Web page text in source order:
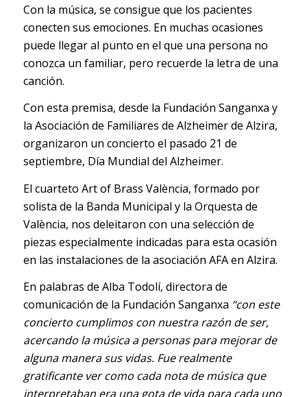
Con la música, se consigue que los pacientes
conecten sus emociones. En muchas ocasiones
puede llegar al punto en el que una persona no
conozca un familiar, pero recuerde la letra de una
canción.
Con esta premisa, desde la Fundación Sanganxa y
la Asociación de Familiares de Alzheimer de Alzira,
organizaron un concierto el pasado 21 de
septiembre, Día Mundial del Alzheimer.
El cuarteto Art of Brass València, formado por
solista de la Banda Municipal y la Orquesta de
València, nos deleitaron con una selección de
piezas especialmente indicadas para esta ocasión
en las instalaciones de la asociación AFA en Alzira.
En palabras de Alba Todolí, directora de
comunicación de la Fundación Sanganxa “con este
concierto cumplimos con nuestra razón de ser,
acercando la música a personas para mejorar de
alguna manera sus vidas. Fue realmente
gratificante ver como cada nota de música que
interpretaban era una gota de vida para cada uno